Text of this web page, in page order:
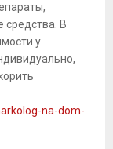
средства. В
у
na-dom-